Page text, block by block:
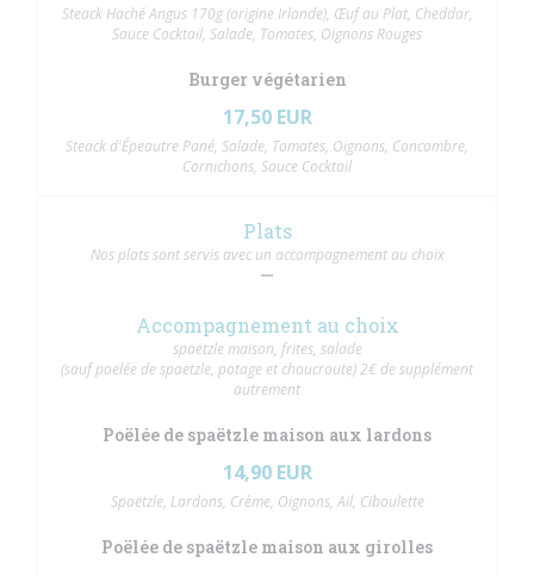
Steack Haché Angus 170g (origine Irlande), Œuf au Plat, Cheddar,
Sauce Cocktail, Salade, Tomates, Oignons Rouges
Burger végétarien
17,50 EUR
Steack d'Épeautre Pané, Salade, Tomates, Oignons, Concombre,
Cornichons, Sauce Cocktail
Plats
Nos plats sont servis avec un accompagnement au choix
Accompagnement au choix
spaëtzle maison, frites, salade
(sauf poëlée de spaëtzle, potage et choucroute) 2€ de supplément
autrement
Poëlée de spaëtzle maison aux lardons
14,90 EUR
Spaëtzle, Lardons, Crème, Oignons, Ail, Ciboulette
Poëlée de spaëtzle maison aux girolles